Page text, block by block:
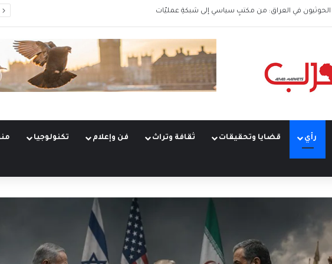
الحوثيون في العراق: من مكتبٍ سياسي إلى شبكةِ عمليّات
رأي قضايا وتحقيقات ثقافة وتراث فن وإعلام تكنولوجيا